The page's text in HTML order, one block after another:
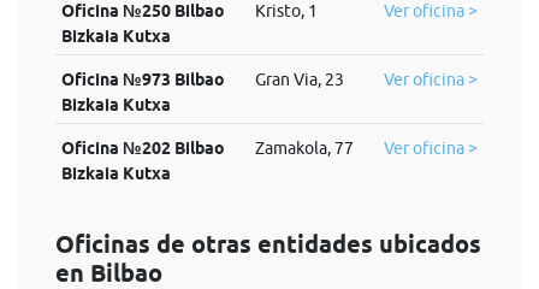
Oficina №250 Bilbao
Bizkaia Kutxa
Kristo, 1 Ver oficina >
Oficina №973 Bilbao
Bizkaia Kutxa
Gran Via, 23 Ver oficina >
Oficina №202 Bilbao
Bizkaia Kutxa
Zamakola, 77 Ver oficina >
Oficinas de otras entidades ubicados
en Bilbao